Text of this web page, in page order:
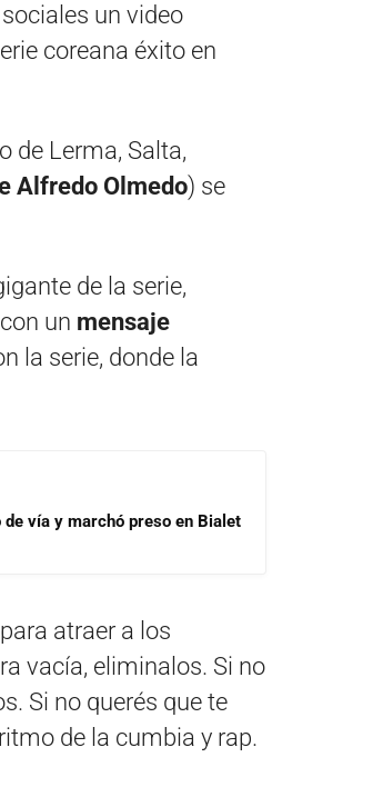
un video
coreana éxito en
de Lerma, Salta,
Alfredo Olmedo) se
de la serie,
un mensaje
la serie, donde la
vía y marchó preso en Bialet
atraer a los
vacía, eliminalos. Si no
Si no querés que te
de la cumbia y rap.